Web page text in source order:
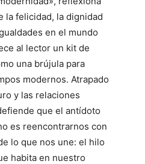
la felicidad, la dignidad
en el mundo
al lector un kit de
una brújula para
modernos. Atrapado
y las relaciones
que el antídoto
es reencontrarnos con
lo que nos une: el hilo
habita en nuestro